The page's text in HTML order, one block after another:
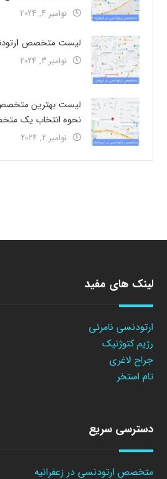
نوامبر 4, 2024
لیست متخصص
نوامبر 3, 2024
لیست بهترین متخصص
نحوه انتخاب یک
نوامبر 2, 2024
لینک های مفید
ارتودنسی نامرئی
رژیم کتوژنیک
جراح لاغری
تام استخر
دسترسی سریع
متخصص ارتودنسی در زعفرانیه